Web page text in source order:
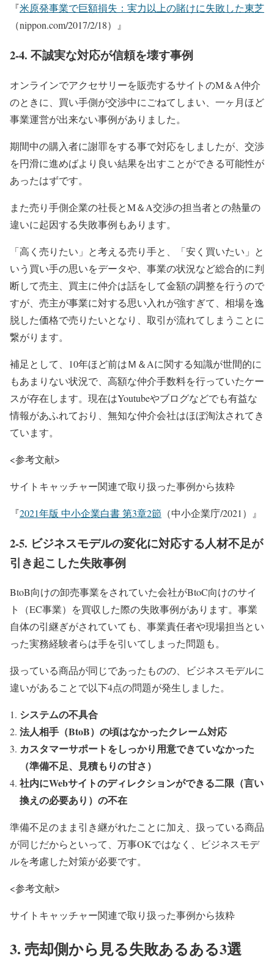
『米原発事業で巨額損失：実力以上の賭けに失敗した東芝
（nippon.com/2017/2/18）』
2-4. 不誠実な対応が信頼を壊す事例
オンラインでアクセサリーを販売するサイトのM＆A仲介
のときに、買い手側が交渉中にごねてしまい、一ヶ月ほど
事業運営が出来ない事例がありました。
期間中の購入者に謝罪をする事で対応をしましたが、交渉
を円滑に進めばより良い結果を出すことができる可能性が
あったはずです。
また売り手側企業の社長とM＆A交渉の担当者との熱量の
違いに起因する失敗事例もあります。
「高く売りたい」と考える売り手と、「安く買いたい」と
いう買い手の思いをデータや、事業の状況など総合的に判
断して売主、買主に仲介は話をして金額の調整を行うので
すが、売主が事業に対する思い入れが強すぎて、相場を逸
脱した価格で売りたいとなり、 取引が流れてしまうことに
繋がります。
補足として、10年ほど前はＭ＆Aに関する知識が世間的に
もあまりない状況で、高額な仲介手数料を行っていたケー
スが存在します。現在はYoutubeやブログなどでも有益な
情報があふれており、無知な仲介会社はほぼ淘汰されてき
ています。
<参考文献>
サイトキャッチャー関連で取り扱った事例から抜粋
『2021年版 中小企業白書 第3章2節 （中小企業庁/2021）』
2-5. ビジネスモデルの変化に対応する人材不足が
引き起こした失敗事例
BtoB向けの卸売事業をされていた会社がBtoC向けのサイ
ト（EC事業）を買収した際の失敗事例があります。事業
自体の引継ぎがされていても、事業責任者や現場担当とい
った実務経験者らは手を引いてしまった問題も。
扱っている商品が同じであったものの、ビジネスモデルに
違いがあることで以下4点の問題が発生しました。
システムの不具合
法人相手（BtoB）の頃はなかったクレーム対応
カスタマーサポートをしっかり用意できていなかった
（準備不足、見積もりの甘さ）
社内にWebサイトのディレクションができる二限（言い
換えの必要あり）の不在
準備不足のまま引き継がれたことに加え、扱っている商品
が同じだからといって、万事OKではなく、ビジネスモデ
ルを考慮した対策が必要です。
<参考文献>
サイトキャッチャー関連で取り扱った事例から抜粋
3. 売却側から見る失敗あるある3選